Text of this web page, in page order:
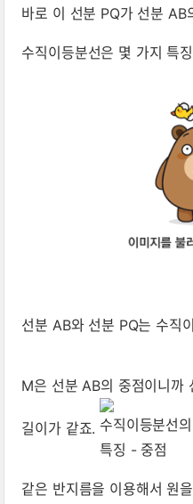
바로 이 선분 PQ가 선분 AB
수직이등분선은 몇 가지 특
선분 AB와 선분 PQ는 수직
M은 선분 AB의 중점이니까
길이가 같죠.
같은 반지름을 이용해서 원